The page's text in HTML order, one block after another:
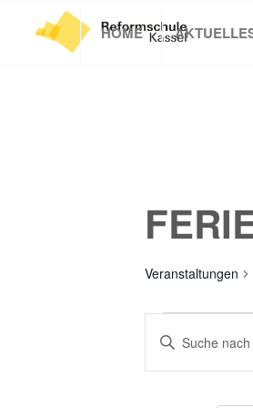
HOME
Veranstaltungen
SUCHE
UND
Bitte